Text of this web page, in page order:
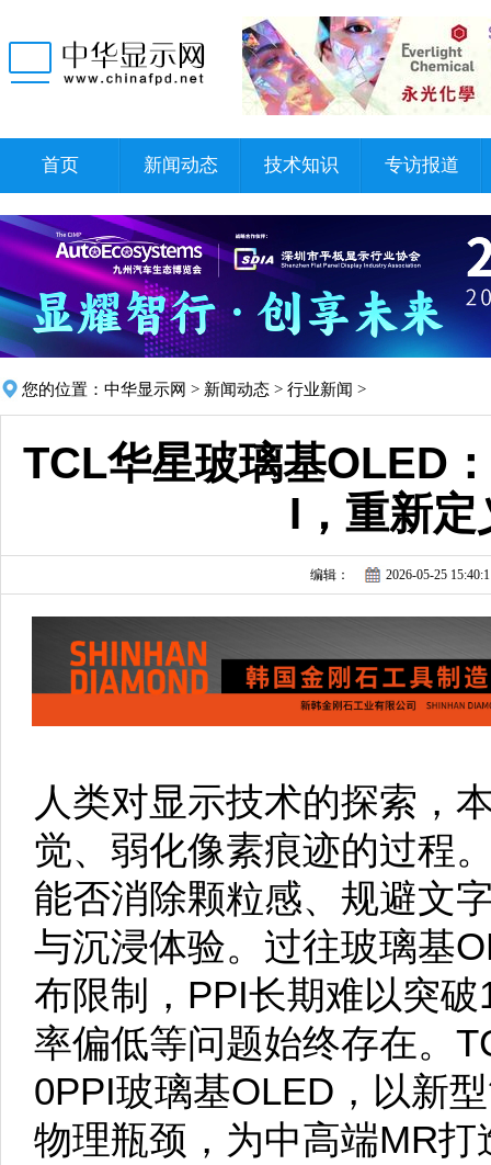
首页 新闻动态 技术知识 专访报道
您的位置： 中华显示网 > 新闻动态 > 行业新闻 >
TCL华星玻璃基OLED
I，重新
编辑： 2026-05-25
人类对显示技术的探索，
觉、弱化像素痕迹的过程
能否消除颗粒感、规避文
与沉浸体验。过往玻璃基
布限制，PPI长期难以突
率偏低等问题始终存在。
0PPI玻璃基OLED，以新
物理瓶颈，为中高端MR